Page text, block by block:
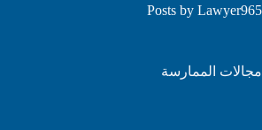
Posts by Lawyer965
مجالات الممارسة